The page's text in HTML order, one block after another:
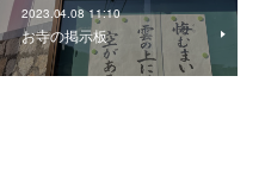
2023.04.08 11:10
お寺の掲示板